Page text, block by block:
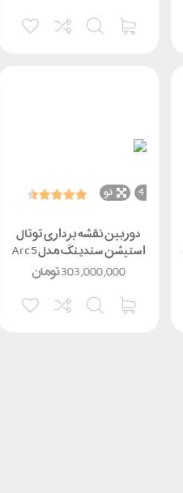
4 نو
دوربین نقشه برداری توتال
استیشن سندینگ مدل Arc5
PRO EGLتومان303,000,000